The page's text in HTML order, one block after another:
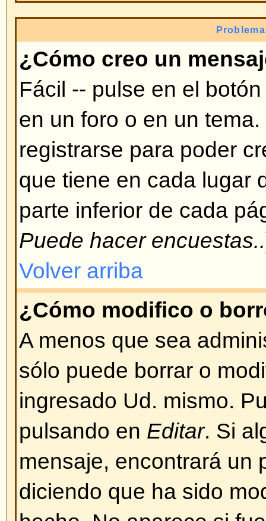
te puede dar un moderador o
Volver arriba
¿Por qué no puedo votar en
Sólo usuarios registrados
encuestas (para prevenir
ha registrado pero no puede
tenga autorización para votar
Volver arriba
Formatos y tipos de
¿Qué es BBCode?
BBCode es una
Depende del administrador si
los mensajes. También puede
casilla de verificación en el
mensaje. BBCode es muy
etiquetas (tags) se escriben
lugar de entre signos mayor y
un buen control sobre qué y
mensajes. Para más
guía a la que puede acceder
ingreso de mensajes.